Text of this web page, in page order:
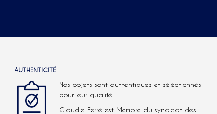
AUTHENTICITÉ
Nos objets sont authentiques et séléctionnés
pour leur qualité.
Claudie Ferré est Membre du syndicat des